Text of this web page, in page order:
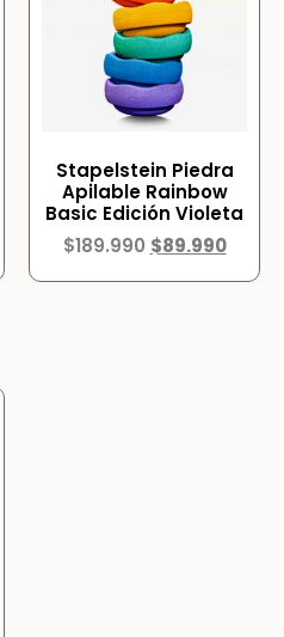
Stapelstein Piedra
Apilable Rainbow
Basic Edición Violeta
$189.990 $89.990